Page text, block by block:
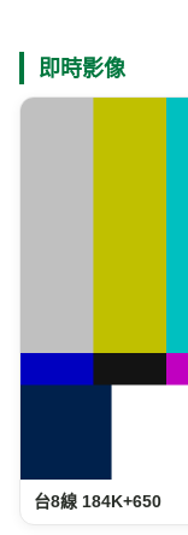
即時影像
台8線 184K+650